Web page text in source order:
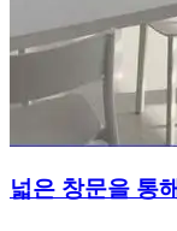
넓은 창문을 통